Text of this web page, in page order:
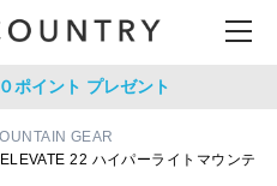
ポイント プレゼント
GEAR
22 ハイパーライトマウンテ